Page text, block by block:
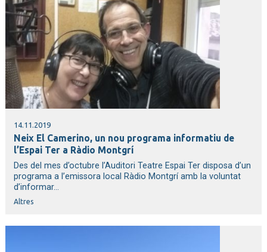
14.11.2019
Neix El Camerino, un nou programa informatiu de
l’Espai Ter a Ràdio Montgrí
Des del mes d’octubre l’Auditori Teatre Espai Ter disposa d’un
programa a l’emissora local Ràdio Montgrí amb la voluntat
d’informar...
Altres